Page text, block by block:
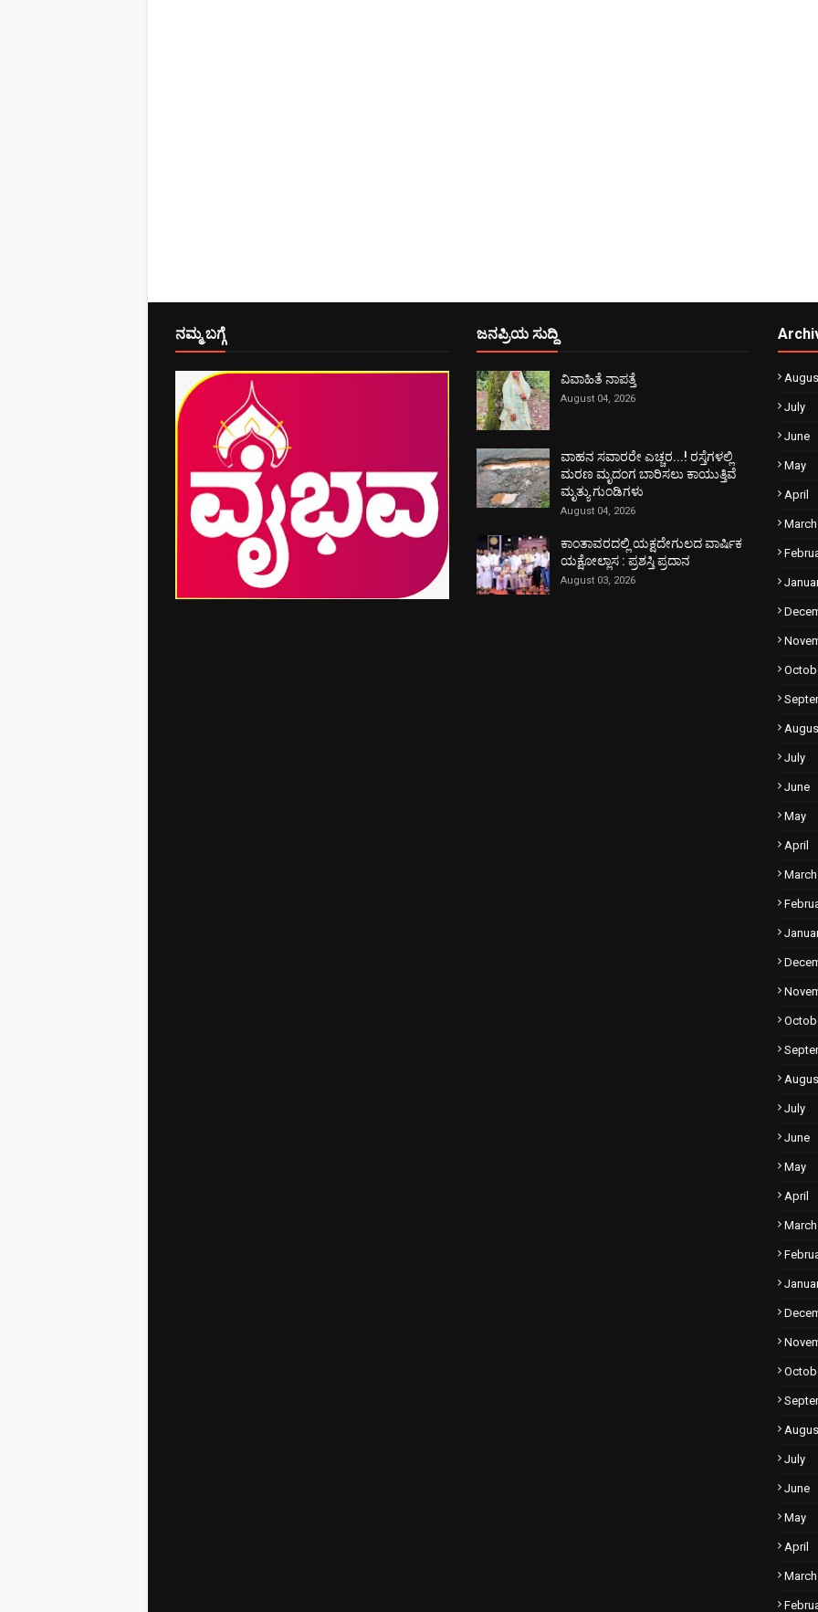
ನಮ್ಮ ಬಗ್ಗೆ ಜನಪ್ರಿಯ ಸುದ್ದಿ
ವಿವಾಹಿತೆ ನಾಪತ್ತೆ
August 04, 2026
ವಾಹನ ಸವಾರರೇ ಎಚ್ಚರ...! ರಸ್ತೆಗಳಲ್ಲಿ
ಮರಣ ಮೃದಂಗ ಬಾರಿಸಲು ಕಾಯುತ್ತಿವೆ
ಮೃತ್ಯು ಗುಂಡಿಗಳು
August 04, 2026
ಕಾಂತಾವರದಲ್ಲಿ ಯಕ್ಷದೇಗುಲದ ವಾರ್ಷಿಕ
ಯಕ್ಷೋಲ್ಲಾಸ : ಪ್ರಶಸ್ತಿ ಪ್ರದಾನ
August 03, 2026
July
June
May
April
March
July
June
May
April
March
July
June
May
April
March
July
June
May
April
March